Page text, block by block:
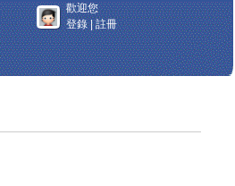
歡迎您
登錄|註冊